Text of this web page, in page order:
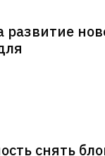
развитие
снять